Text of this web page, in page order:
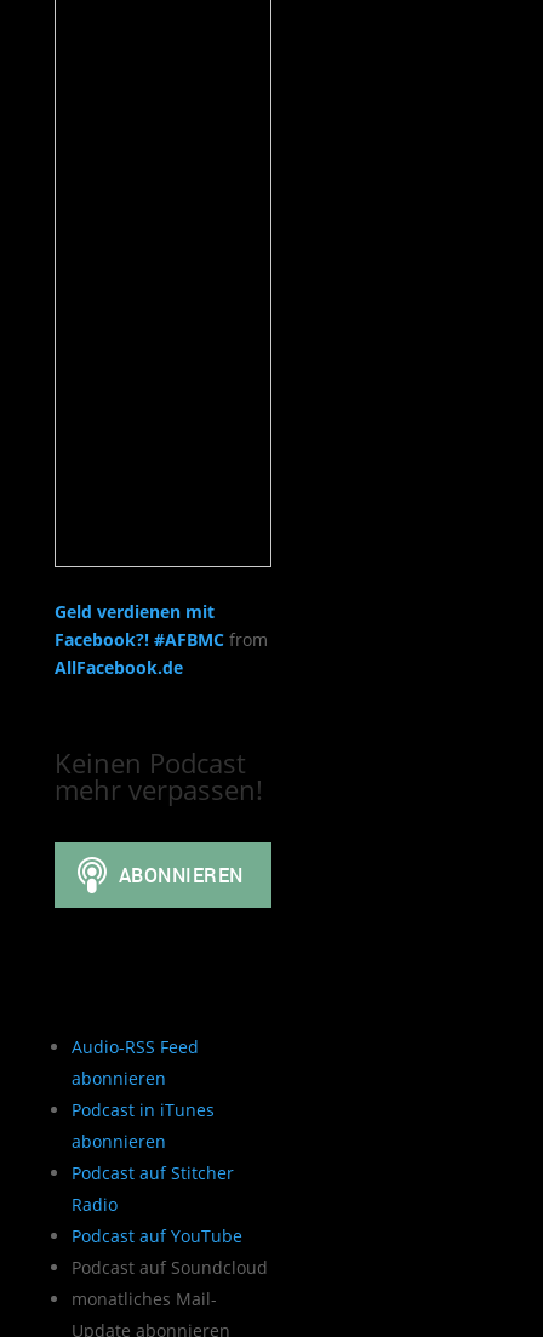
Geld verdienen mit
Facebook?! #AFBMC from
AllFacebook.de
Keinen Podcast
mehr verpassen!
Audio-RSS Feed
abonnieren
Podcast in iTunes
abonnieren
Podcast auf Stitcher
Radio
Podcast auf YouTube
Podcast auf Soundcloud
monatliches Mail-
Update abonnieren